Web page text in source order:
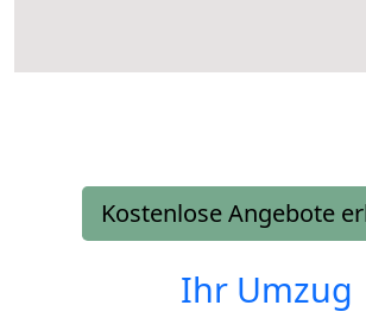
Kostenlose Angebote
Ihr Umzug